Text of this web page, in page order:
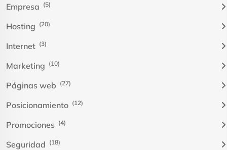
Empresa (5)
Hosting (20)
Internet (3)
Marketing (10)
Páginas web (27)
Posicionamiento (12)
Promociones (4)
Seguridad (18)